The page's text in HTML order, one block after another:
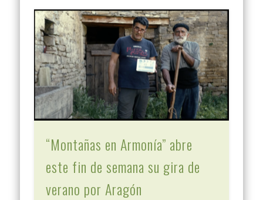
“Montañas en Armonía” abre
este fin de semana su gira de
verano por Aragón